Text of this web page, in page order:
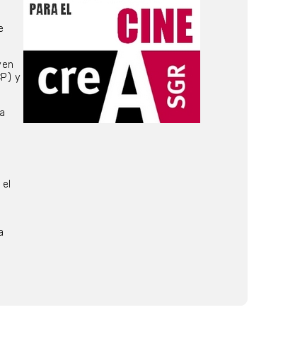
y